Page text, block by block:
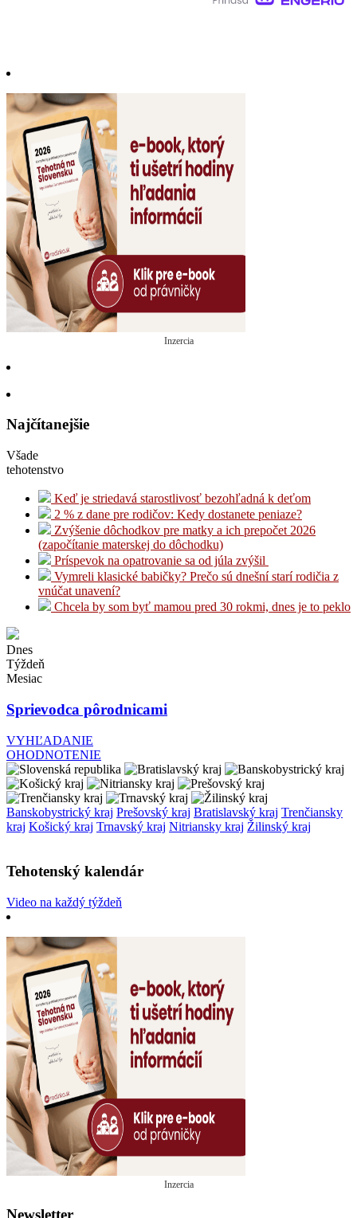
Inzercia
Najčítanejšie
Všade
tehotenstvo
Keď je striedavá starostlivosť bezohľadná k deťom
2 % z dane pre rodičov: Kedy dostanete peniaze?
Zvýšenie dôchodkov pre matky a ich prepočet 2026
(započítanie materskej do dôchodku)
Príspevok na opatrovanie sa od júla zvýšil
Vymreli klasické babičky? Prečo sú dnešní starí rodičia z
vnúčat unavení?
Chcela by som byť mamou pred 30 rokmi, dnes je to peklo
Dnes
Týždeň
Mesiac
Sprievodca pôrodnicami
VYHĽADANIE
OHODNOTENIE
Banskobystrický kraj Prešovský kraj Bratislavský kraj Trenčiansky
kraj Košický kraj Trnavský kraj Nitriansky kraj Žilinský kraj
Tehotenský kalendár
Video na každý týždeň
Inzercia
Newsletter